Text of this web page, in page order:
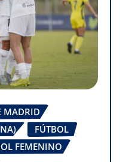
MADRID
FÚTBOL
FEMENINO